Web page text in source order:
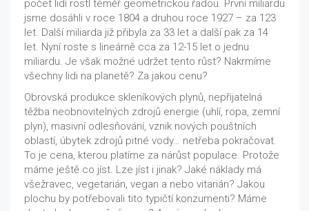
počet lidí rostl téměř geometrickou řadou. První miliardu
jsme dosáhli v roce 1804 a druhou roce 1927 – za 123
let. Další miliarda již přibyla za 33 let a další pak za 14
let. Nyní roste s lineárně cca za 12-15 let o jednu
miliardu. Je však možné udržet tento růst? Nakrmíme
všechny lidi na planetě? Za jakou cenu?
Obrovská produkce skleníkových plynů, nepřijatelná
těžba neobnovitelných zdrojů energie (uhlí, ropa, zemní
plyn), masivní odlesňování, vznik nových pouštních
oblastí, úbytek zdrojů pitné vody… netřeba pokračovat.
To je cena, kterou platíme za nárůst populace. Protože
máme ještě co jíst. Lze jíst i jinak? Jaké náklady má
všežravec, vegetarián, vegan a nebo vitarián? Jakou
plochu by potřebovali tito typičtí konzumenti? Máme